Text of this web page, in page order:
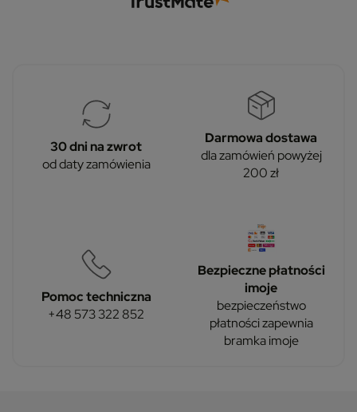
30 dni na zwrot
od daty zamówienia
Darmowa dostawa
dla zamówień powyżej
200 zł
Pomoc techniczna
+48 573 322 852
Bezpieczne płatności
imoje
bezpieczeństwo
płatności zapewnia
bramka imoje